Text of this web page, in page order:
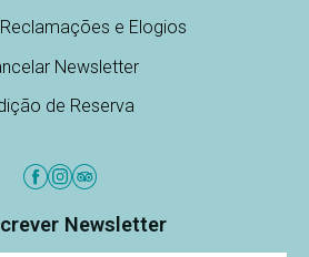
e Elogios
Newsletter
de Reserva
Newsletter